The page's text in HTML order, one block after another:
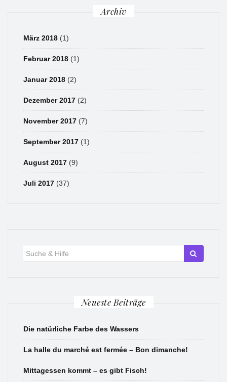
Archiv
März 2018 (1)
Februar 2018 (1)
Januar 2018 (2)
Dezember 2017 (2)
November 2017 (7)
September 2017 (1)
August 2017 (9)
Juli 2017 (37)
für:
Neueste Beiträge
Die natürliche Farbe des Wassers
La halle du marché est fermée – Bon dimanche!
Mittagessen kommt – es gibt Fisch!